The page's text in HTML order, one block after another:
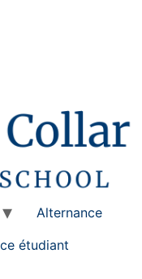
Alternance
étudiant